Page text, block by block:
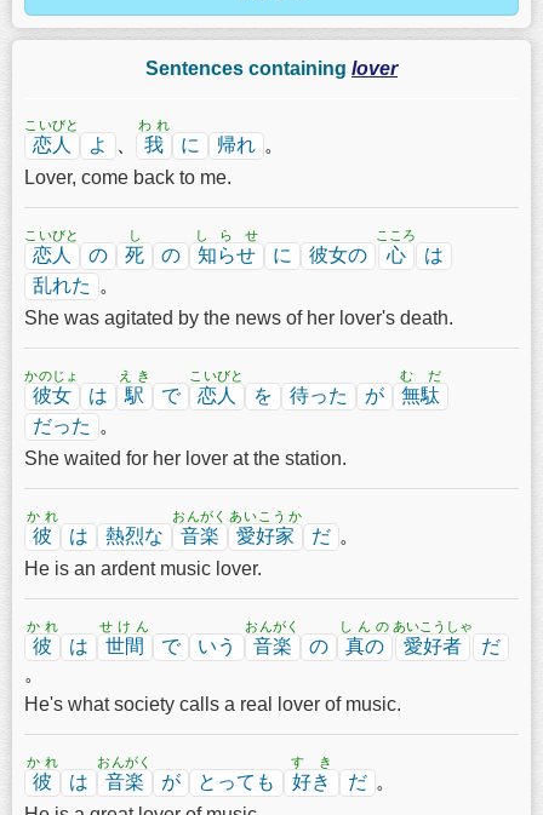
Sentences containing lover
恋人
こいびと
よ 我
われ
に 帰れ 。
Lover, come back to me.
恋人
こいびと
の 死
し
の 知らせ
しらせ
に 彼女の 心
こころ
は
乱れた
。
She was agitated by the news of her lover's death.
彼女
かのじょ
は 駅
えき
で 恋人
こいびと
を 待った が 無駄
むだ
だった
。
She waited for her lover at the station.
彼
かれ
は 熱烈な 音楽
おんがく
愛好家
あいこうか
だ 。
He is an ardent music lover.
彼
かれ
は 世間
せけん
で いう 音楽
おんがく
の 真の
しんの
愛好者
あいこうしゃ
だ
。
He's what society calls a real lover of music.
彼
かれ
は 音楽
おんがく
が とっても 好き
すき
だ 。